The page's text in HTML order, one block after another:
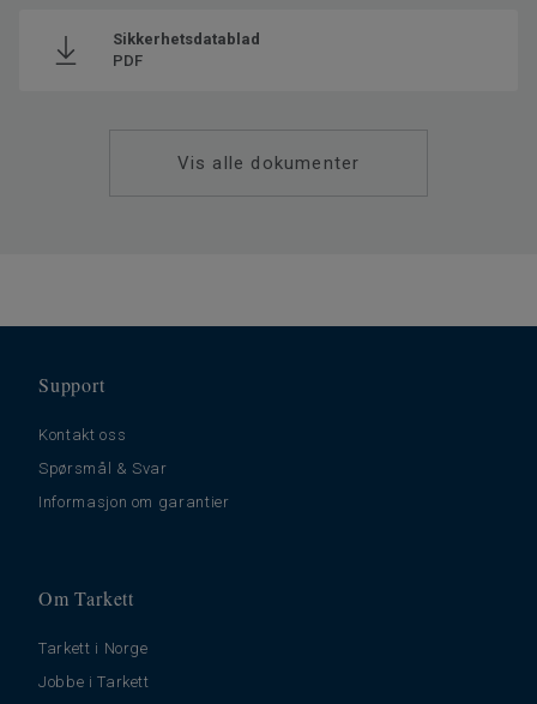
hvordan du gjør det.
Sikkerhetsdatablad
PDF
Vis alle dokumenter
Support
Kontakt oss
Spørsmål & Svar
Informasjon om garantier
Om Tarkett
Tarkett i Norge
Jobbe i Tarkett